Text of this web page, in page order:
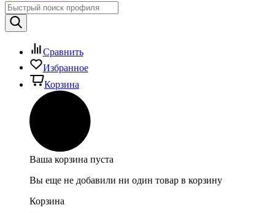
Сравнить
Избранное
Корзина
Ваша корзина пуста
Вы еще не добавили ни один товар в корзину
Корзина